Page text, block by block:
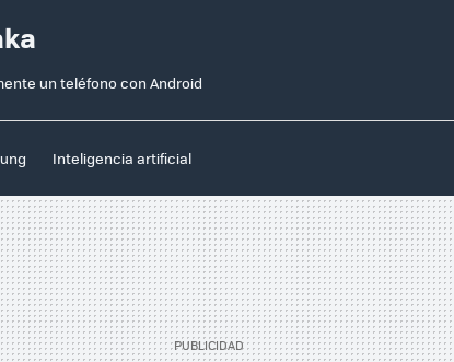
un teléfono con Android
Inteligencia artificial